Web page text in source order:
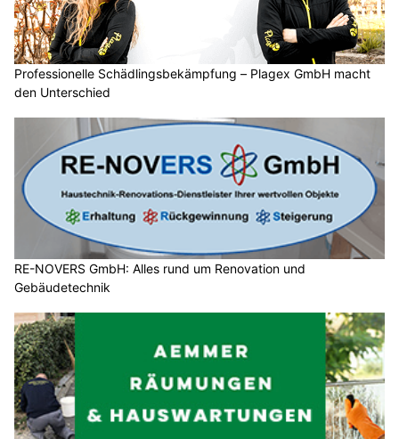
Professionelle Schädlingsbekämpfung – Plagex GmbH macht
den Unterschied
RE-NOVERS GmbH: Alles rund um Renovation und
Gebäudetechnik